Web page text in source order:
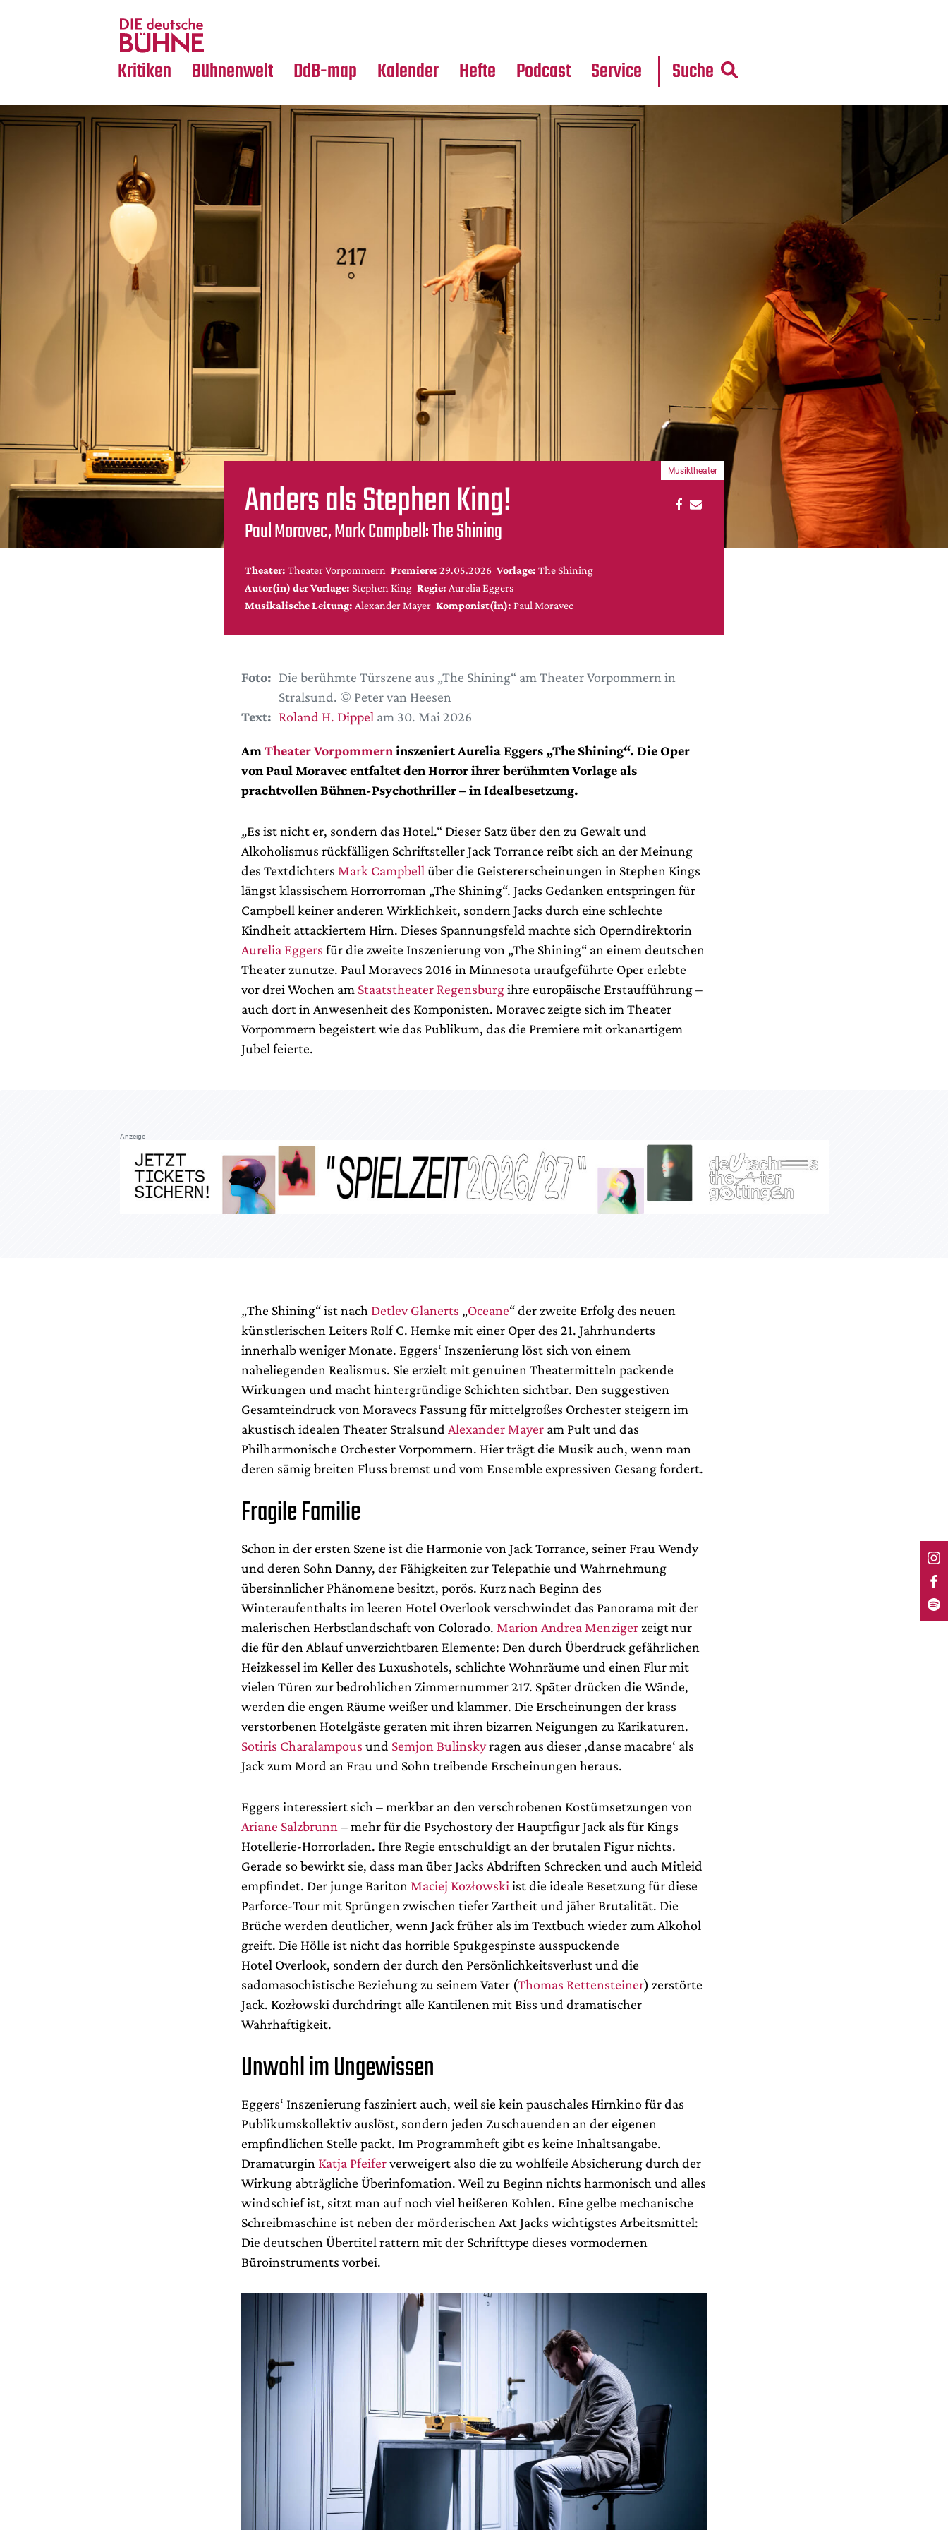
Kritiken
Crossover
Bühnenwelt
Medientipps
DdB-map Kalender Hefte Podcast Service Suche
Anders als Stephen King!
Paul Moravec, Mark Campbell: The Shining
Theater: Theater Vorpommern Premiere: 29.05.2026 Vorlage: The Shining
Autor(in) der Vorlage: Stephen King Regie: Aurelia Eggers
Musikalische Leitung: Alexander Mayer Komponist(in): Paul Moravec
Musiktheater
Foto: Die berühmte Türszene aus „The Shining“ am Theater Vorpommern in
Stralsund. © Peter van Heesen
Text: Roland H. Dippel am 30. Mai 2026
Am Theater Vorpommerninszeniert Aurelia Eggers „The Shining“. Die Oper
von Paul Moravec entfaltet den Horror ihrer berühmten Vorlage als
prachtvollen Bühnen-Psychothriller – in Idealbesetzung.
„Es ist nicht er, sondern das Hotel.“ Dieser Satz über den zu Gewalt und
Alkoholismus rückfälligen Schriftsteller Jack Torrance reibt sich an der Meinung
des Textdichters Mark Campbell über die Geistererscheinungen in Stephen Kings
längst klassischem Horrorroman „The Shining“. Jacks Gedanken entspringen für
Campbell keiner anderen Wirklichkeit, sondern Jacks durch eine schlechte
Kindheit attackiertem Hirn. Dieses Spannungsfeld machte sich Operndirektorin
Aurelia Eggers für die zweite Inszenierung von „The Shining“ an einem deutschen
Theater zunutze. Paul Moravecs 2016 in Minnesota uraufgeführte Oper erlebte
vor drei Wochen am Staatstheater Regensburgihre europäische Erstaufführung –
auch dort in Anwesenheit des Komponisten. Moravec zeigte sich im Theater
Vorpommern begeistert wie das Publikum, das die Premiere mit orkanartigem
Jubel feierte.
Anzeige
„The Shining“ ist nach Detlev Glanerts „Oceane“ der zweite Erfolg des neuen
künstlerischen Leiters Rolf C. Hemke mit einer Oper des 21. Jahrhunderts
innerhalb weniger Monate. Eggers‘ Inszenierung löst sich von einem
naheliegenden Realismus. Sie erzielt mit genuinen Theatermitteln packende
Wirkungen und macht hintergründige Schichten sichtbar. Den suggestiven
Gesamteindruck von Moravecs Fassung für mittelgroßes Orchester steigern im
akustisch idealen Theater Stralsund Alexander Mayer am Pult und das
Philharmonische Orchester Vorpommern. Hier trägt die Musik auch, wenn man
deren sämig breiten Fluss bremst und vom Ensemble expressiven Gesang fordert.
Fragile Familie
Schon in der ersten Szene ist die Harmonie von Jack Torrance, seiner Frau Wendy
und deren Sohn Danny, der Fähigkeiten zur Telepathie und Wahrnehmung
übersinnlicher Phänomene besitzt, porös. Kurz nach Beginn des
Winteraufenthalts im leeren Hotel Overlook verschwindet das Panorama mit der
malerischen Herbstlandschaft von Colorado. Marion Andrea Menzigerzeigt nur
die für den Ablauf unverzichtbaren Elemente: Den durch Überdruck gefährlichen
Heizkessel im Keller des Luxushotels, schlichte Wohnräume und einen Flur mit
vielen Türen zur bedrohlichen Zimmernummer 217. Später drücken die Wände,
werden die engen Räume weißer und klammer. Die Erscheinungen der krass
verstorbenen Hotelgäste geraten mit ihren bizarren Neigungen zu Karikaturen.
Sotiris Charalampous und Semjon Bulinskyragen aus dieser ‚danse macabre‘ als
Jack zum Mord an Frau und Sohn treibende Erscheinungen heraus.
Eggers interessiert sich – merkbar an den verschrobenen Kostümsetzungen von
Ariane Salzbrunn – mehr für die Psychostory der Hauptfigur Jack als für Kings
Hotellerie-Horrorladen. Ihre Regie entschuldigt an der brutalen Figur nichts.
Gerade so bewirkt sie, dass man über Jacks Abdriften Schrecken und auch Mitleid
empfindet. Der junge Bariton Maciej Kozłowski ist die ideale Besetzung für diese
Parforce-Tour mit Sprüngen zwischen tiefer Zartheit und jäher Brutalität. Die
Brüche werden deutlicher, wenn Jack früher als im Textbuch wieder zum Alkohol
greift. Die Hölle ist nicht das horrible Spukgespinste ausspuckende
Hotel Overlook, sondern der durch den Persönlichkeitsverlust und die
sadomasochistische Beziehung zu seinem Vater (Thomas Rettensteiner) zerstörte
Jack. Kozłowski durchdringt alle Kantilenen mit Biss und dramatischer
Wahrhaftigkeit.
Unwohl im Ungewissen
Eggers‘ Inszenierung fasziniert auch, weil sie kein pauschales Hirnkino für das
Publikumskollektiv auslöst, sondern jeden Zuschauenden an der eigenen
empfindlichen Stelle packt. Im Programmheft gibt es keine Inhaltsangabe.
Dramaturgin Katja Pfeiferverweigert also die zu wohlfeile Absicherung durch der
Wirkung abträgliche Überinfomation. Weil zu Beginn nichts harmonisch und alles
windschief ist, sitzt man auf noch viel heißeren Kohlen. Eine gelbe mechanische
Schreibmaschine ist neben der mörderischen Axt Jacks wichtigstes Arbeitsmittel:
Die deutschen Übertitel rattern mit der Schrifttype dieses vormodernen
Büroinstruments vorbei.